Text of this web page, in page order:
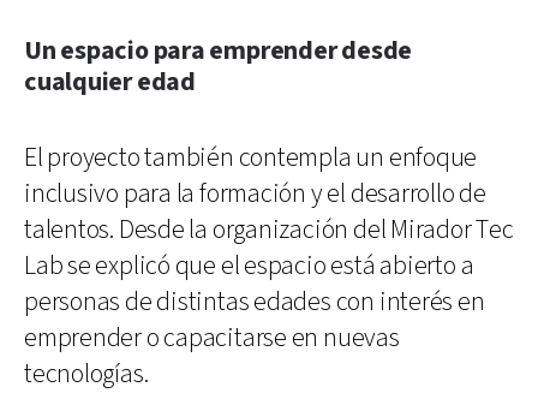
Un espacio para emprender desde
cualquier edad
El proyecto también contempla un enfoque
inclusivo para la formación y el desarrollo de
talentos. Desde la organización del Mirador Tec
Lab se explicó que el espacio está abierto a
personas de distintas edades con interés en
emprender o capacitarse en nuevas
tecnologías.